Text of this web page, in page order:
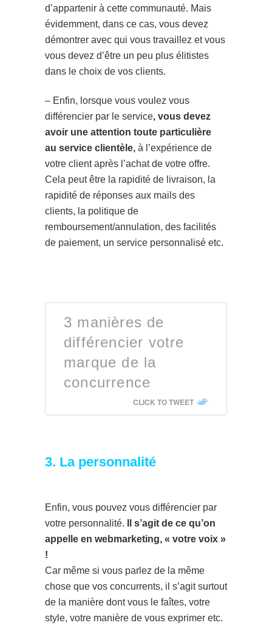
d’appartenir à cette communauté. Mais
évidemment, dans ce cas, vous devez
démontrer avec qui vous travaillez et vous
vous devez d’être un peu plus élitistes
dans le choix de vos clients.
– Enfin, lorsque vous voulez vous
différencier par le service, vous devez
avoir une attention toute particulière
au service clientèle, à l’expérience de
votre client après l’achat de votre offre.
Cela peut être la rapidité de livraison, la
rapidité de réponses aux mails des
clients, la politique de
remboursement/annulation, des facilités
de paiement, un service personnalisé etc.
3 manières de
différencier votre
marque de la
concurrence
CLICK TO TWEET
3. La personnalité
Enfin, vous pouvez vous différencier par
votre personnalité. Il s’agit de ce qu’on
appelle en webmarketing, « votre voix »
!
Car même si vous parlez de la même
chose que vos concurrents, il s’agit surtout
de la manière dont vous le faîtes, votre
style, votre manière de vous exprimer etc.